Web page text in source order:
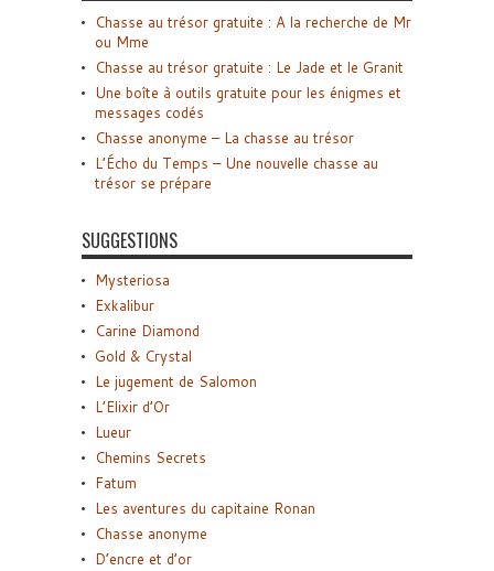
Chasse au trésor gratuite : A la recherche de Mr
ou Mme
Chasse au trésor gratuite : Le Jade et le Granit
Une boîte à outils gratuite pour les énigmes et
messages codés
Chasse anonyme – La chasse au trésor
L’Écho du Temps – Une nouvelle chasse au
trésor se prépare
SUGGESTIONS
Mysteriosa
Exkalibur
Carine Diamond
Gold & Crystal
Le jugement de Salomon
L’Elixir d’Or
Lueur
Chemins Secrets
Fatum
Les aventures du capitaine Ronan
Chasse anonyme
D’encre et d’or